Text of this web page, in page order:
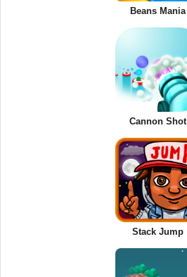
Beans Mania
Cannon Shot
Stack Jump